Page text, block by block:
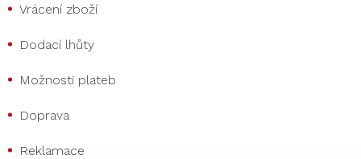
Vrácení zboží
Dodací lhůty
Možnosti plateb
Doprava
Reklamace